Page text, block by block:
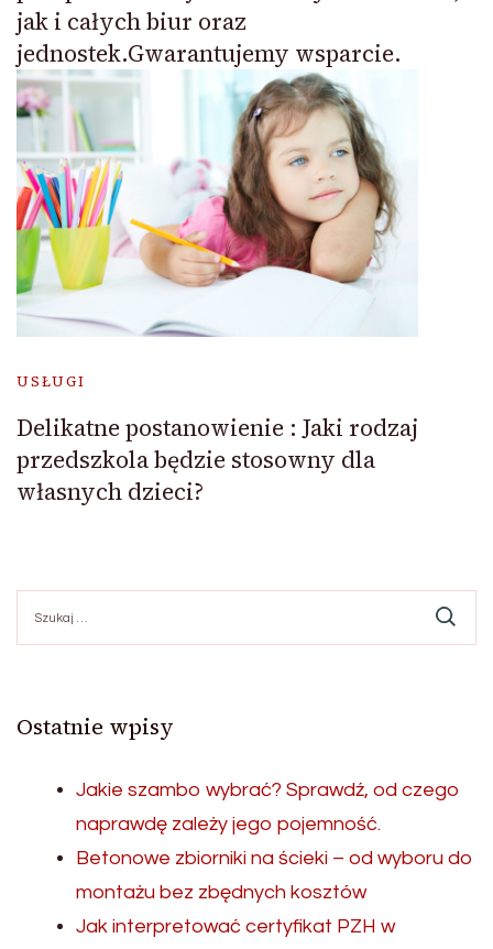
jak i całych biur oraz
jednostek.Gwarantujemy wsparcie.
USŁUGI
Delikatne postanowienie : Jaki rodzaj
przedszkola będzie stosowny dla
własnych dzieci?
Ostatnie wpisy
Jakie szambo wybrać? Sprawdź, od czego
naprawdę zależy jego pojemność.
Betonowe zbiorniki na ścieki – od wyboru do
montażu bez zbędnych kosztów
Jak interpretować certyfikat PZH w